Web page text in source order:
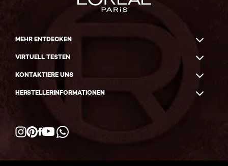
MEHR ENTDECKEN
VIRTUELL TESTEN
KONTAKTIERE UNS
HERSTELLERINFORMATIONEN
Facebook
YouTube